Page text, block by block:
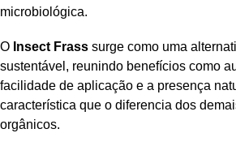
microbiológica.
O Insect Frass surge como uma
sustentável, reunindo benefícios como
facilidade de aplicação e a presença
característica que o diferencia dos
orgânicos.